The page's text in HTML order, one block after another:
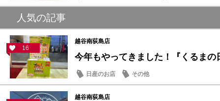
日産のお店
人気の記事
16
越谷南荻島店
今年もやってきました！『くるまの
日産のお店 その他
越谷南荻島店